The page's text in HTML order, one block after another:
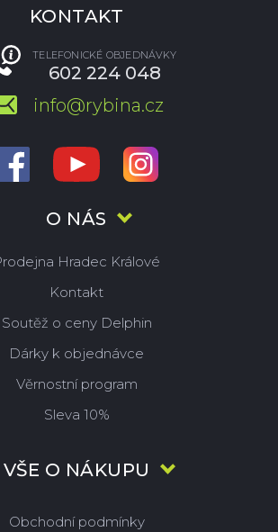
O NÁS
Hradec Králové
Kontakt
Soutěž o ceny Delphin
Dárky k objednávce
Věrnostní program
Sleva 10%
VŠE O NÁKUPU
Obchodní podmínky
KONTAKT
TELEFONICKÉ OBJEDNÁVKY
602 224 048
info@rybina.cz